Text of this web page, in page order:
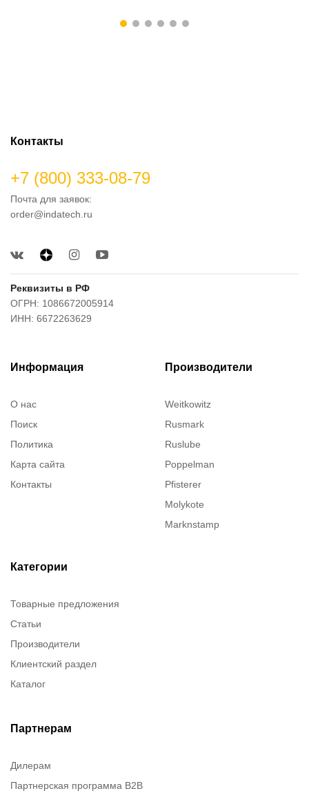
Контакты
+7 (800) 333-08-79
Почта для заявок:
order@indatech.ru
Реквизиты в РФ
ОГРН: 1086672005914
ИНН: 6672263629
Информация
О нас
Поиск
Политика
Карта сайта
Контакты
Производители
Weitkowitz
Rusmark
Ruslube
Poppelman
Pfisterer
Molykote
Marknstamp
Категории
Товарные предложения
Статьи
Производители
Клиентский раздел
Каталог
Партнерам
Дилерам
Партнерская программа B2B